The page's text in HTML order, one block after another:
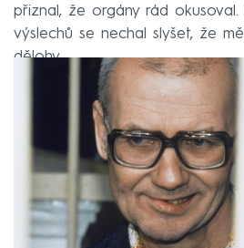
přiznal, že orgány rád
výslechů se nechal slyšet, že
dělohy.